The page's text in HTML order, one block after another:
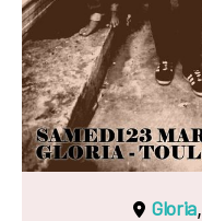
Gloria,